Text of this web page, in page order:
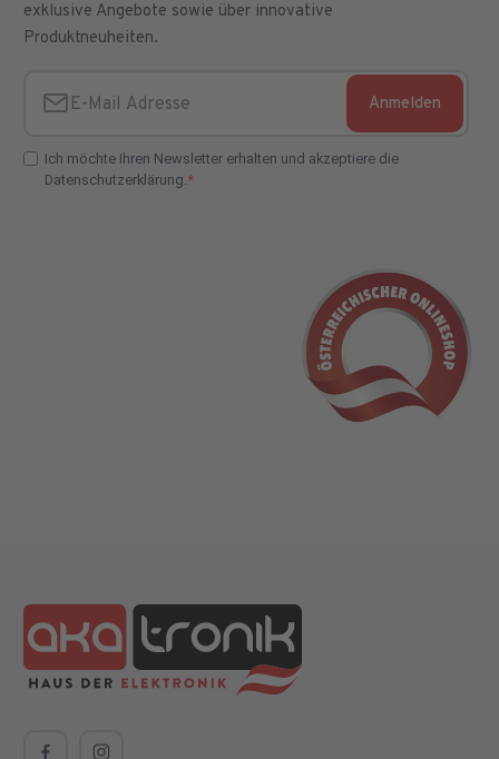
exklusive Angebote sowie über innovative
Produktneuheiten.
Ich möchte Ihren Newsletter erhalten und akzeptiere die
Datenschutzerklärung.
Anmelden